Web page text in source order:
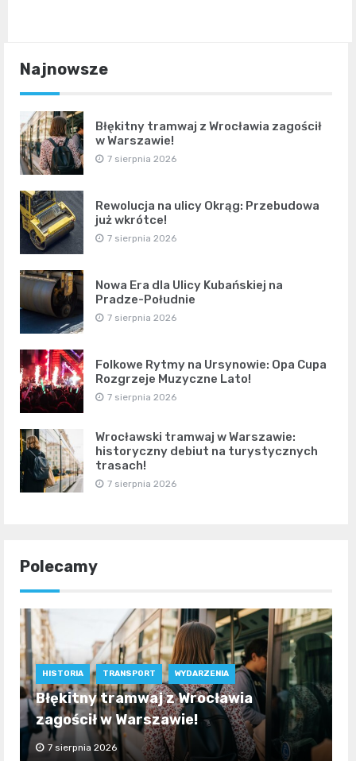
Najnowsze
Błękitny tramwaj z Wrocławia zagościł
w Warszawie!
7 sierpnia 2026
Rewolucja na ulicy Okrąg: Przebudowa
już wkrótce!
7 sierpnia 2026
Nowa Era dla Ulicy Kubańskiej na
Pradze-Południe
7 sierpnia 2026
Folkowe Rytmy na Ursynowie: Opa Cupa
Rozgrzeje Muzyczne Lato!
7 sierpnia 2026
Wrocławski tramwaj w Warszawie:
historyczny debiut na turystycznych
trasach!
7 sierpnia 2026
Polecamy
HISTORIA TRANSPORT WYDARZENIA
Błękitny tramwaj z Wrocławia
zagościł w Warszawie!
7 sierpnia 2026